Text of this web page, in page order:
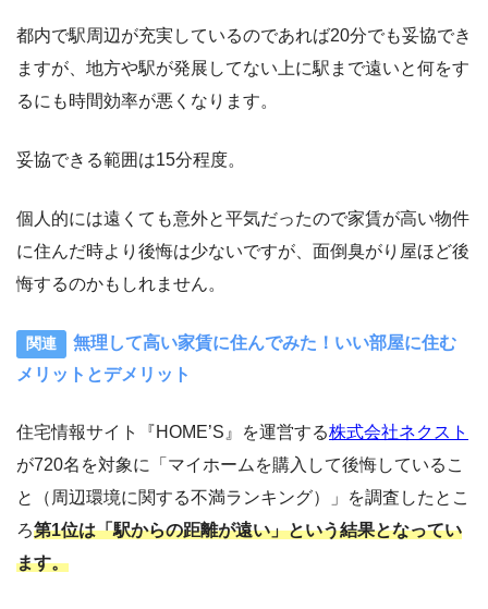
都内で駅周辺が充実しているのであれば20分でも妥協でき
ますが、地方や駅が発展してない上に駅まで遠いと何をす
るにも時間効率が悪くなります。
妥協できる範囲は15分程度。
個人的には遠くても意外と平気だったので家賃が高い物件
に住んだ時より後悔は少ないですが、面倒臭がり屋ほど後
悔するのかもしれません。
無理して高い家賃に住んでみた！いい部屋に住む
メリットとデメリット
住宅情報サイト『HOME’S』を運営する株式会社ネクスト
が720名を対象に「マイホームを購入して後悔しているこ
と（周辺環境に関する不満ランキング）」を調査したとこ
ろ第1位は「駅からの距離が遠い」という結果となってい
ます。